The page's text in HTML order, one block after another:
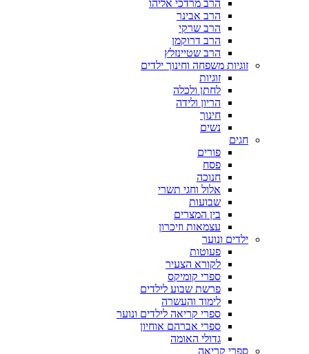
הרב מרדכי אליהו
הרב אבינר
הרב שרקי
הרב דרוקמן
הרב שטיינזלץ
זוגיות משפחה וחינוך ילדים
זוגיות
לחתן ולכלה
הריון ולידה
חינוך
נשים
חגים
פורים
פסח
חנוכה
אלול וחגי תשרי
שבועות
בין המצרים
עצמאות וזיכרון
ילדים ונוער
פעוטות
לקורא הצעיר
ספרי קומיקס
פרשת שבוע לילדים
לימוד והעשרה
ספרי קריאה לילדים ונוער
ספרי אברהם אוחיון
גדולי האומה
ספרי קריאה